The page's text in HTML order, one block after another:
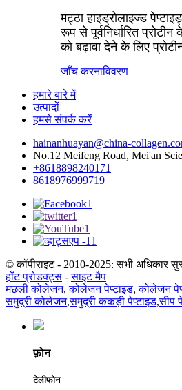
मट्ठा हाइड्रोलाइज्ड
रूप से पूर्वनिर्धारित
को बढ़ावा देने के लिए
जाँच करनाविवरण
हमारे बारे में
उत्पादों
हमसे संपर्क करें
hainanhuayan@china-
No.12 Meifeng Road, Mei'an
+8618898240171
8618976999719
© कॉपीराइट - 2010-2025: सभी अधिकार
हॉट प्रोडक्ट्स -साइट मैप
मछली कोलेजन,कोलेजन पेप्टाइड,कोलेजन
समुद्री कोलेजन,समुद्री ककड़ी पेप्टाइड,सीप
फ़ोन
टेलीफोन